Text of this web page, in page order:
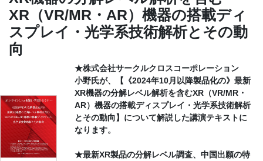
XR（VR/MR・AR）機器の搭載ディ
スプレイ・光学系技術解析とその動
向
★株式会社サークルクロスコーポレーション
小野氏が、【《2024年10月以降製品化の》最新
XR機器の分解レベル解析を含むXR（VR/MR・
AR）機器の搭載ディスプレイ・光学系技術解析
とその動向】について解説した講演テキストに
なります。
★最新XR製品の分解レベル調査、中国出願の特